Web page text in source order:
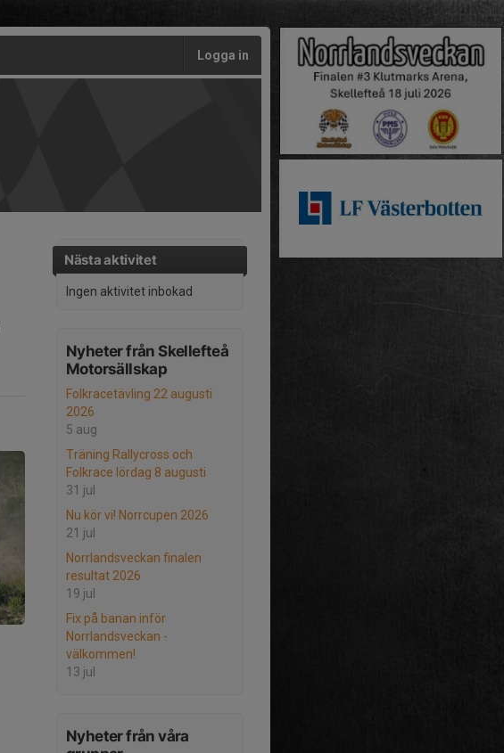
Logga in
Nästa aktivitet
Ingen aktivitet inbokad
Nyheter från Skellefteå
Motorsällskap
Folkracetävling 22 augusti
2026
5 aug
Träning Rallycross och
Folkrace lördag 8 augusti
31 jul
Nu kör vi! Norrcupen 2026
21 jul
Norrlandsveckan finalen
resultat 2026
19 jul
Fix på banan inför
Norrlandsveckan -
välkommen!
13 jul
Nyheter från våra